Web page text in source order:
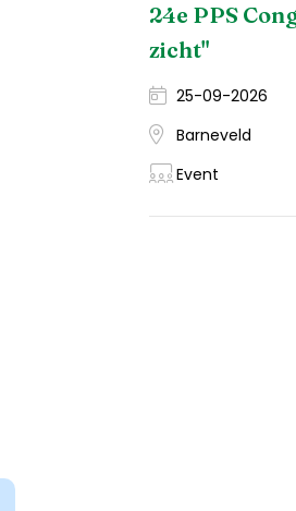
24e PPS
zicht"
25-09-2026
Barneveld
Event